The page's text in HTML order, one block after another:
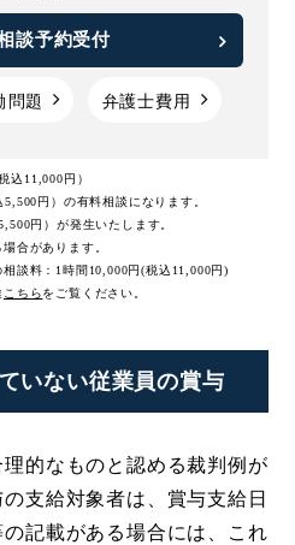
談予約受付
問題 弁護士費用
込11,000円）
円）の有料相談になります。
円）が発生いたします。
合があります。
談料：1時間10,000円(税込11,000円)
こちらをご覧ください。
いない従業員の賞与
理的なものと認める裁判例が
支給対象者は、賞与支給日
記載がある場合には、これ